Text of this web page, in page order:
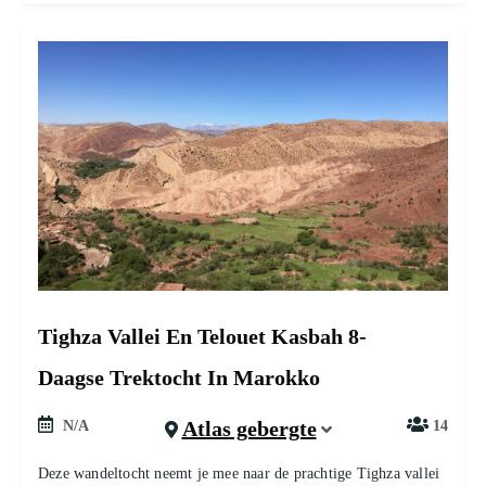
Tighza Vallei En Telouet Kasbah 8-
Daagse Trektocht In Marokko
N/A Atlas gebergte 14
Deze wandeltocht neemt je mee naar de prachtige Tighza vallei